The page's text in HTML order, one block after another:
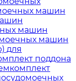
машин
машин
машин
для
поддона